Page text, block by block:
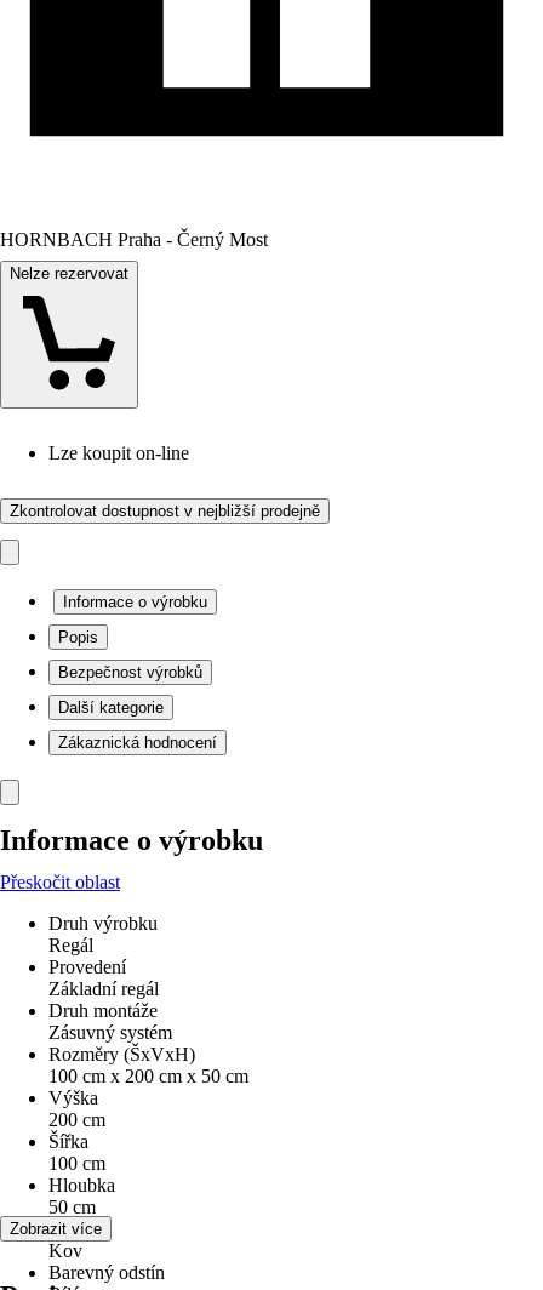
HORNBACH Praha - Černý Most
Nelze rezervovat
Lze koupit on-line
Zkontrolovat dostupnost v nejbližší prodejně
Informace o výrobku
Popis
Bezpečnost výrobků
Další kategorie
Zákaznická hodnocení
Informace o výrobku
Přeskočit oblast
Druh výrobku
Regál
Provedení
Základní regál
Druh montáže
Zásuvný systém
Rozměry (ŠxVxH)
100 cm x 200 cm x 50 cm
Výška
200 cm
Šířka
100 cm
Hloubka
50 cm
Materiál
Kov
Barevný odstín
Zobrazit více